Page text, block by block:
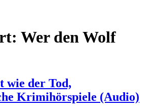
Wer den Wolf
wie der Tod,
Krimihörspiele (Audio)